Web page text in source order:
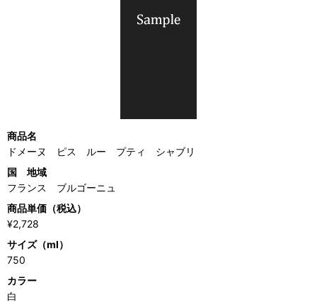
商品名
ドメーヌ ピス ルー プティ シャブリ
国 地域
フランス ブルゴーニュ
商品単価（税込）
¥2,728
サイズ（ml）
750
カラー
白